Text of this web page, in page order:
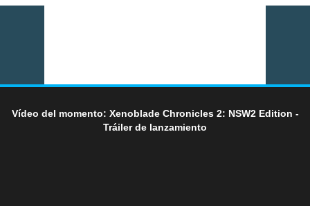
Vídeo del momento: Xenoblade Chronicles 2: NSW2 Edition -
Tráiler de lanzamiento